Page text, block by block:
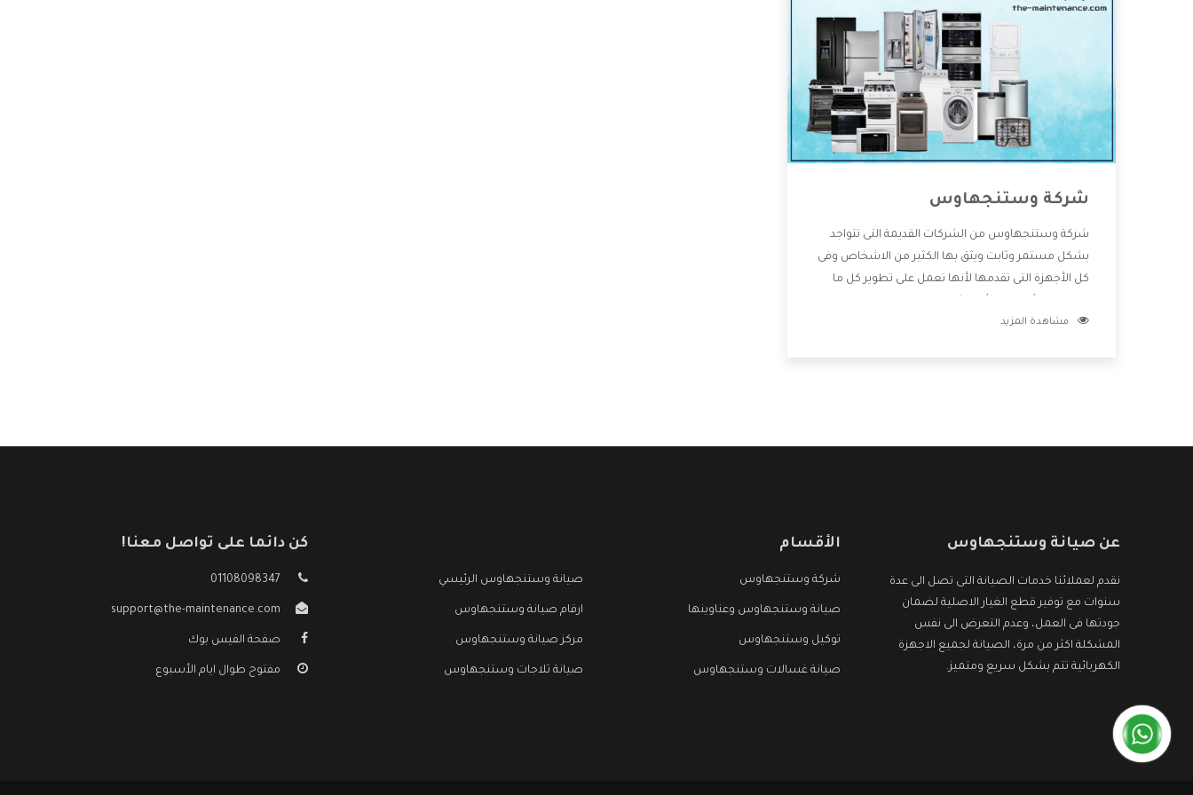
شركة وستنجهاوس
شركة وستنجهاوس من الشركات القديمة التى تتواجد
بشكل مستمر وثابت ويثق بها الكثير من الاشخاص وفى
كل الأجهزة التى تقدمها لأنها تعمل على تطوير كل ما
أفضل خدمات ما بعد البيع مع المنتجات وتقدم للعملاء
مشاهدة المزيد
عن صيانة وستنجهاوس
نقدم لعملائنا خدمات الصيانة التى تصل الى عدة
سنوات مع توفير قطع الغيار الاصلية لضمان
جودتها فى العمل، وعدم التعرض الى نفس
المشكلة اكثر من مرة، الصيانة لجميع الاجهزة
الكهربائية تتم بشكل سريع ومتميز.
الأقسام
شركة وستنجهاوس صيانة وستنجهاوس الرئيسي
صيانة وستنجهاوس وعناوينها ارقام صيانة وستنجهاوس
توكيل وستنجهاوس مركز صيانة وستنجهاوس
صيانة غسالات وستنجهاوس صيانة ثلاجات وستنجهاوس
كن دائما على تواصل معنا!
01108098347
support@the-maintenance.com
صفحة الفيس بوك
مفتوح طوال ايام الأسبوع